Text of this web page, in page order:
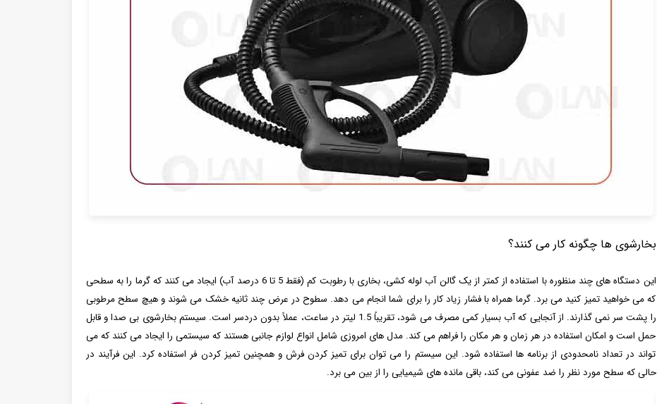
بخارشوی ها چگونه کار می کنند؟
این دستگاه‌ های چند منظوره با استفاده از کمتر از یک گالن آب لوله‌ کشی، بخاری با رطوبت کم (فقط 5 تا 6 درصد آب) ایجاد می ‌کنند که گرما را به سطحی
که می‌ خواهید تمیز کنید می ‌برد. گرما همراه با فشار زیاد کار را برای شما انجام می دهد. سطوح در عرض چند ثانیه خشک می شوند و هیچ سطح مرطوبی
را پشت سر نمی گذارند. از آنجایی که آب بسیار کمی مصرف می شود، تقریباً 1.5 لیتر در ساعت، عملاً بدون دردسر است. سیستم بخارشوی بی صدا و قابل
حمل است و امکان استفاده در هر زمان و هر مکان را فراهم می کند. مدل های امروزی شامل انواع لوازم جانبی هستند که سیستمی را ایجاد می کنند که می
تواند در تعداد نامحدودی از برنامه ها استفاده شود. این سیستم را می توان برای تمیز کردن فرش و همچنین تمیز کردن فر استفاده کرد. این فرآیند در
حالی که سطح مورد نظر را ضد عفونی می کند، باقی مانده های شیمیایی را از بین می برد.